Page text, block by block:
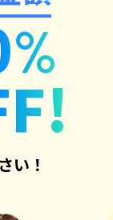
%
い！